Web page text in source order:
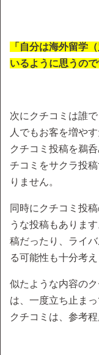
「自分は海外留学
いるように思うので
次にクチコミは誰
人でもお客を増や
クチコミ投稿を鵜
チコミをサクラ投
りません。
同時にクチコミ投
うな投稿もありま
稿だったり、ライ
る可能性も十分考え
似たような内容の
は、一度立ち止ま
クチコミは、参考